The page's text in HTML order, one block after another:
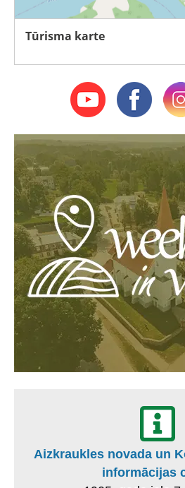
Tūrisma karte
Aizkraukles novada un
informācijas